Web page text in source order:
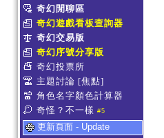
奇幻閒聊區
奇幻遊戲看板查詢器
奇幻交易版
奇幻序號分享版
奇幻投票所
主題討論 [焦點]
角色名字顏色計算器
奇怪？不一樣 #5
更新頁面 - Update